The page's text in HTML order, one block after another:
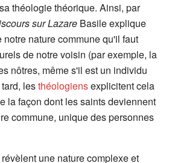
théologie théorique. Ainsi, par
sur Lazare Basile explique
nature commune qu'il faut
de notre voisin (par exemple, la
nôtres, même s'il est un individu
lesthéologiensexplicitent cela
la façon dont les saints deviennent
commune, unique des personnes
une nature complexe et